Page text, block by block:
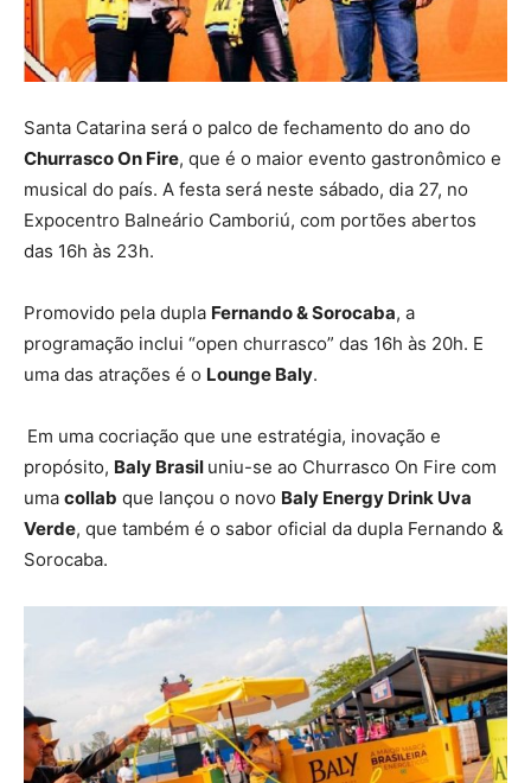
Santa Catarina será o palco de fechamento do ano do
Churrasco On Fire, que é o maior evento gastronômico e
musical do país. A festa será neste sábado, dia 27, no
Expocentro Balneário Camboriú, com portões abertos
das 16h às 23h.
Promovido pela dupla Fernando & Sorocaba, a
programação inclui “open churrasco” das 16h às 20h. E
uma das atrações é o Lounge Baly.
Em uma cocriação que une estratégia, inovação e
propósito, Baly Brasil uniu-se ao Churrasco On Fire com
uma collab que lançou o novo Baly Energy Drink Uva
Verde, que também é o sabor oficial da dupla Fernando &
Sorocaba.